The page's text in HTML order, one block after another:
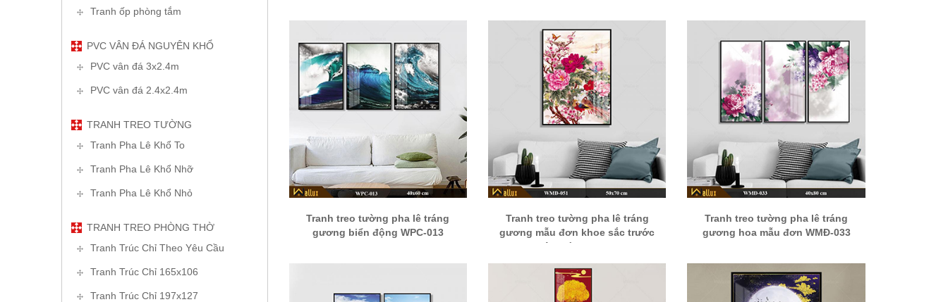
Tranh ốp phòng tắm
PVC VÂN ĐÁ NGUYÊN KHỔ
PVC vân đá 3x2.4m
PVC vân đá 2.4x2.4m
TRANH TREO TƯỜNG
Tranh Pha Lê Khổ To
Tranh Pha Lê Khổ Nhỡ
Tranh Pha Lê Khổ Nhỏ
TRANH TREO PHÒNG THỜ
Tranh Trúc Chỉ Theo Yêu Cầu
Tranh Trúc Chỉ 165x106
Tranh Trúc Chỉ 197x127
Tranh treo tường pha lê tráng
gương biển động WPC-013
Tranh treo tường pha lê tráng
gương mẫu đơn khoe sắc trước
muôn loài WMĐ-051
Tranh treo tường pha lê tráng
gương hoa mẫu đơn WMĐ-033